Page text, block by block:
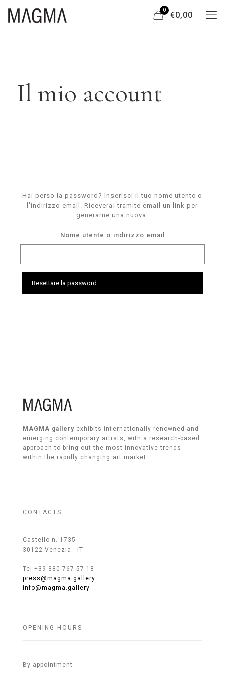
0
€0,00
Il mio account
Hai perso la password? Inserisci il tuo nome utente o
l'indirizzo email. Riceverai tramite email un link per
generarne una nuova.
Nome utente o indirizzo email
Resettare la password
MAGMA gallery exhibits internationally renowned and
emerging contemporary artists, with a research-based
approach to bring out the most innovative trends
within the rapidly changing art market.
CONTACTS
Castello n. 1735
30122 Venezia - IT
Tel +39 380 767 57 18
press@magma.gallery
info@magma.gallery
OPENING HOURS
By appointment